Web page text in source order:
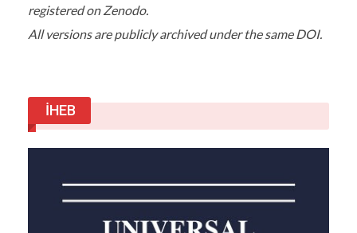
Haber Linki
registered on Zenodo.
All versions are publicly archived under the same DOI.
İHEB